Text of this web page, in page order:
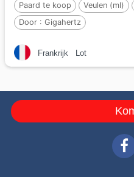
Paard te koop Veulen (ml)
Door : Gigahertz
Frankrijk Lot